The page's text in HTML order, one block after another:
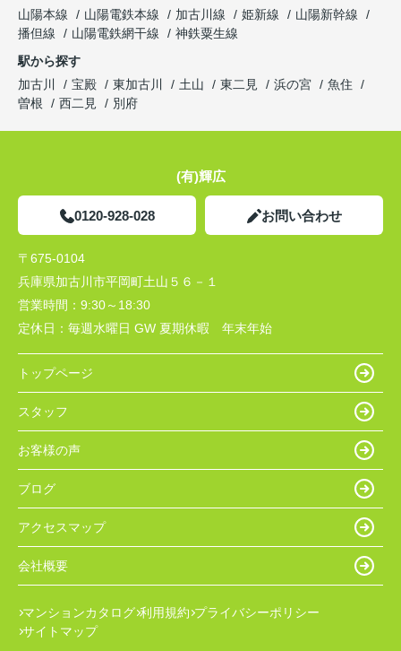
山陽本線
山陽電鉄本線 加古川線 姫新線
山陽新幹線
播但線
山陽電鉄網干線
神鉄粟生線
駅から探す
加古川
宝殿 東加古川 土山 東二見 浜の宮
魚住
曽根
西二見 別府
(有)輝広
0120-928-028 お問い合わせ
〒675-0104
兵庫県加古川市平岡町土山５６－１
営業時間： 9:30～18:30
定休日： 毎週水曜日 GW 夏期休暇 年末年始
トップページ
スタッフ
お客様の声
ブログ
アクセスマップ
会社概要
マンションカタログ 利用規約 プライバシーポリシー
サイトマップ